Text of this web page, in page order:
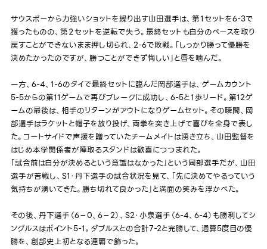
サウスポーから力強いショットを繰り出す山田選手は、第１セットを6-3で
獲ったものの、第２セットを逆転で失う。最終セットも自分のペースを取り
戻すことができないまま押し切られ、2-6で敗戦。「しっかり勝って優勝を
決めたかったのですが、勝つことができず悔しい」と唇を噛んだ。
一方、6-4、1-6のタイで最終セットに臨んだ岡部選手は、ゲームカウント
5-5からの第11ゲームで再びブレークに成功し、6-5と１歩リード。第12ゲ
ームの最後は、相手のリターンがアウトになりゲームセット。その瞬間、岡
部選手はラケットと帽子を放り投げ、両拳を突き上げて喜びを全身で表し
た。コートサイドで声援を贈っていたチームメイトは湧き立ち、山田監督を
はじめ本学関係者が陣取るスタンドは歓喜につつまれた。
「試合前は自分が決めるという意識はなかった」という岡部選手だが、山田
選手が苦戦し、S1・丹下選手の試合状況を見て、「先に決めてやるっていう
気持ちが湧いてきた。勝ち切れて良かった」と満面の笑みを浮かべた。
その後、丹下選手（6−0、6−2）、S2・小泉選手（6-4、6-4）も勝利してシ
ングルスはポイント5-1。ダブルスとの合計7-2と完勝して、通算5度目の優
勝を、創部史上初となる連覇で飾った。